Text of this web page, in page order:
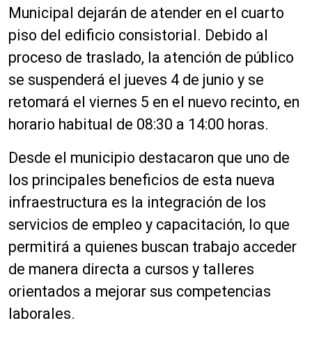
Municipal dejarán de atender en el cuarto
piso del edificio consistorial. Debido al
proceso de traslado, la atención de público
se suspenderá el jueves 4 de junio y se
retomará el viernes 5 en el nuevo recinto, en
horario habitual de 08:30 a 14:00 horas.
Desde el municipio destacaron que uno de
los principales beneficios de esta nueva
infraestructura es la integración de los
servicios de empleo y capacitación, lo que
permitirá a quienes buscan trabajo acceder
de manera directa a cursos y talleres
orientados a mejorar sus competencias
laborales.